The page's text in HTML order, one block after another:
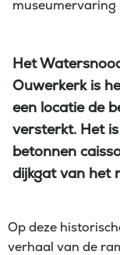
museumervaring
Het
Ouwerkerk is
een locatie de
versterkt. Het
betonnen
dijkgat van het
Op deze
verhaal van de